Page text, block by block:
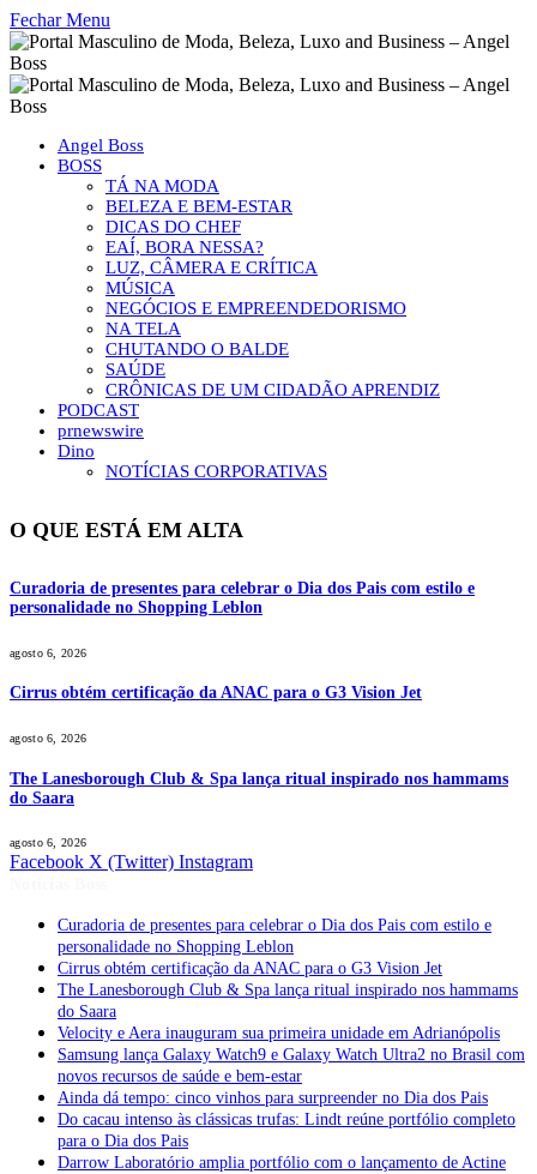
Fechar Menu
Angel Boss
BOSS
TÁ NA MODA
BELEZA E BEM-ESTAR
DICAS DO CHEF
EAÍ, BORA NESSA?
LUZ, CÂMERA E CRÍTICA
MÚSICA
NEGÓCIOS E EMPREENDEDORISMO
NA TELA
CHUTANDO O BALDE
SAÚDE
CRÔNICAS DE UM CIDADÃO APRENDIZ
PODCAST
prnewswire
Dino
NOTÍCIAS CORPORATIVAS
O QUE ESTÁ EM ALTA
Curadoria de presentes para celebrar o Dia dos Pais com estilo e
personalidade no Shopping Leblon
agosto 6, 2026
Cirrus obtém certificação da ANAC para o G3 Vision Jet
agosto 6, 2026
The Lanesborough Club & Spa lança ritual inspirado nos hammams
do Saara
agosto 6, 2026
Facebook X (Twitter) Instagram
Curadoria de presentes para celebrar o Dia dos Pais com estilo e
personalidade no Shopping Leblon
Cirrus obtém certificação da ANAC para o G3 Vision Jet
The Lanesborough Club & Spa lança ritual inspirado nos hammams
do Saara
Velocity e Aera inauguram sua primeira unidade em Adrianópolis
Samsung lança Galaxy Watch9 e Galaxy Watch Ultra2 no Brasil com
novos recursos de saúde e bem-estar
Ainda dá tempo: cinco vinhos para surpreender no Dia dos Pais
Do cacau intenso às clássicas trufas: Lindt reúne portfólio completo
para o Dia dos Pais
Darrow Laboratório amplia portfólio com o lançamento de Actine